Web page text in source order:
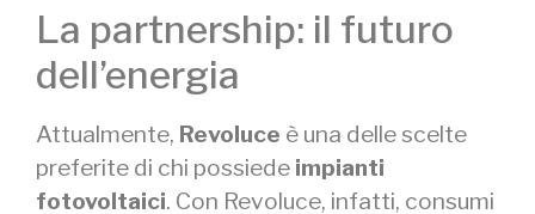
La partnership: il futuro
dell’energia
Attualmente, Revoluce è una delle scelte
preferite di chi possiede impianti
fotovoltaici. Con Revoluce, infatti, consumi